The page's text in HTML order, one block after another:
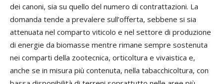
dei canoni, sia su quello del numero di contrattazioni. La
domanda tende a prevalere sull’offerta, sebbene si sia
attenuata nel comparto viticolo e nel settore di produzione
di energie da biomasse mentre rimane sempre sostenuta
nei comparti della zootecnica, orticoltura e vivaistica e,
anche se in misura più contenuta, nella tabacchicoltura, con